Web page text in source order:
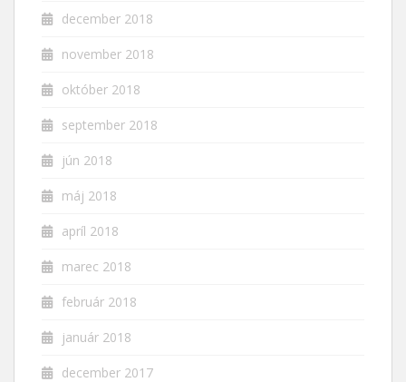
december 2018
november 2018
október 2018
september 2018
jún 2018
máj 2018
apríl 2018
marec 2018
február 2018
január 2018
december 2017